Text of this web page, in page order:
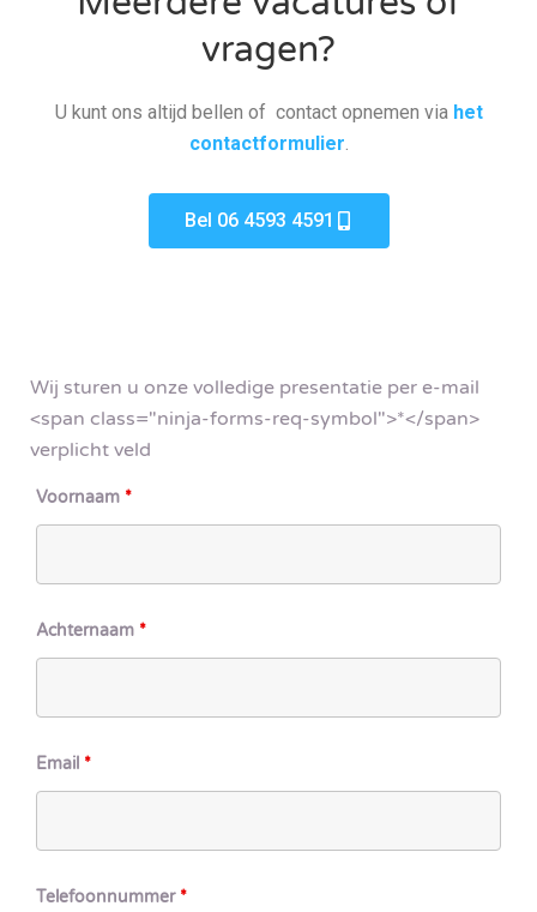
vragen?
U kunt ons altijd bellen of contact opnemen via het
contactformulier.
Bel 06 4593 4591
Wij sturen u onze volledige presentatie per e-mail
<span class="ninja-forms-req-symbol">*</span>
verplicht veld
Voornaam *
Achternaam *
Email *
Telefoonnummer *